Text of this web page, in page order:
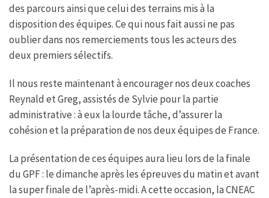
des parcours ainsi que celui des terrains mis à la
disposition des équipes. Ce qui nous fait aussi ne pas
oublier dans nos remerciements tous les acteurs des
deux premiers sélectifs.
Il nous reste maintenant à encourager nos deux coaches
Reynald et Greg, assistés de Sylvie pour la partie
administrative : à eux la lourde tâche, d’assurer la
cohésion et la préparation de nos deux équipes de France.
La présentation de ces équipes aura lieu lors de la finale
du GPF : le dimanche après les épreuves du matin et avant
la super finale de l’après-midi. A cette occasion, la CNEAC